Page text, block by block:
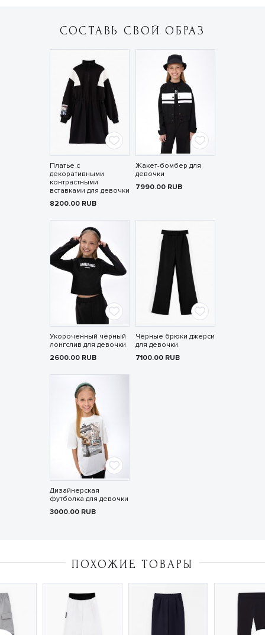
СОСТАВЬ СВОЙ ОБРАЗ
Платье с
декоративными
контрастными
вставками для девочки
8200.00 RUB
Жакет-бомбер для
девочки
7990.00 RUB
Укороченный чёрный
лонгслив для девочки
2600.00 RUB
Чёрные брюки джерси
для девочки
7100.00 RUB
Дизайнерская
футболка для девочки
3000.00 RUB
ПОХОЖИЕ ТОВАРЫ